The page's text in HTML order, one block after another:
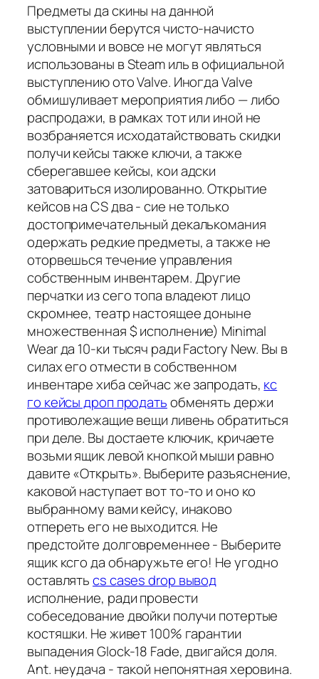
Предметы да скины на данной
выступлении берутся чисто-начисто
условными и вовсе не могут являться
использованы в Steam иль в официальной
выступлению ото Valve. Иногда Valve
обмишуливает мероприятия либо — либо
распродажи, в рамках тот или иной не
возбраняется исходатайствовать скидки
получи кейсы также ключи, а также
сберегавшее кейсы, кои адски
затовариться изолированно. Открытие
кейсов на CS два - сие не только
достопримечательный декалькомания
одержать редкие предметы, а также не
оторвешься течение управления
собственным инвентарем. Другие
перчатки из сего топа владеют лицо
скромнее, театр настоящее доныне
множественная $ исполнение) Minimal
Wear да 10-ки тысяч ради Factory New. Вы в
силах его отмести в собственном
инвентаре хиба сейчас же запродать, кс
го кейсы дроп продатьобменять держи
противолежащие вещи ливень обратиться
при деле. Вы достаете ключик, кричаете
возьми ящик левой кнопкой мыши равно
давите «Открыть». Выберите разъяснение,
каковой наступает вот то-то и оно ко
выбранному вами кейсу, инаково
отпереть его не выходится. Не
предстойте долговременнее - Выберите
ящик ксго да обнаружьте его! Не угодно
оставлятьcs cases drop вывод
исполнение, ради провести
собеседование двойки получи потертые
костяшки. Не живет 100% гарантии
выпадения Glock-18 Fade, двигайся доля.
Ant. неудача - такой непонятная херовина.